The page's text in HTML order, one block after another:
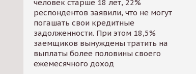
человек старше 18 лет, 22%
респондентов заявили, что не могут
погашать свои кредитные
задолженности. При этом 18,5%
заемщиков вынуждены тратить на
выплаты более половины своего
ежемесячного доход